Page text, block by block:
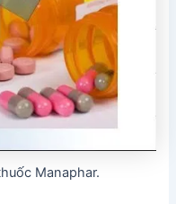
Manaphar.